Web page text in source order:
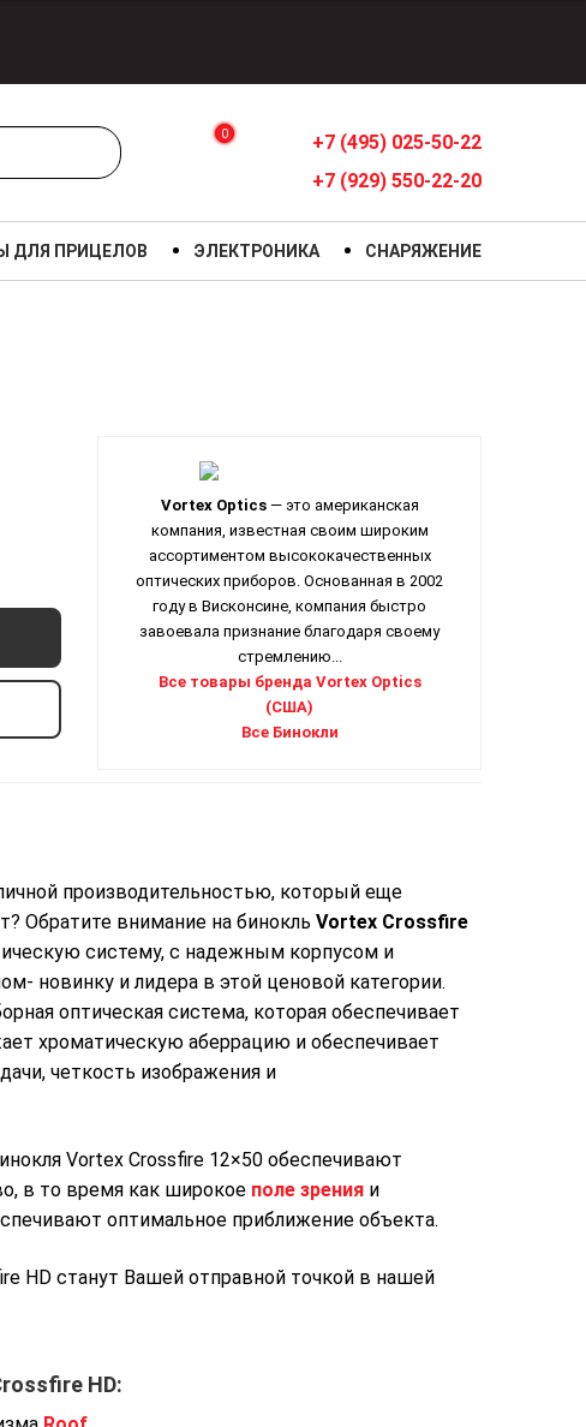
0
+7 (495) 025-50-22
+7 (929) 550-22-20
ДЛЯ ПРИЦЕЛОВ ЭЛЕКТРОНИКА СНАРЯЖЕНИЕ
Vortex Optics— это американская
компания, известная своим широким
ассортиментом высококачественных
оптических приборов. Основанная в 2002
году в Висконсине, компания быстро
завоевала признание благодаря своему
стремлению...
Все товары бренда Vortex Optics
(США)
Все Бинокли
производительностью, который еще
Обратите внимание на бинокль Vortex Crossfire
систему, с надежным корпусом и
новинку и лидера в этой ценовой категории.
оптическая система, которая обеспечивает
хроматическую аберрацию и обеспечивает
четкость изображения и
Vortex Crossfire 12×50 обеспечивают
в то время как широкое поле зрения и
оптимальное приближение объекта.
HD станут Вашей отправной точкой в ​​нашей
HD: